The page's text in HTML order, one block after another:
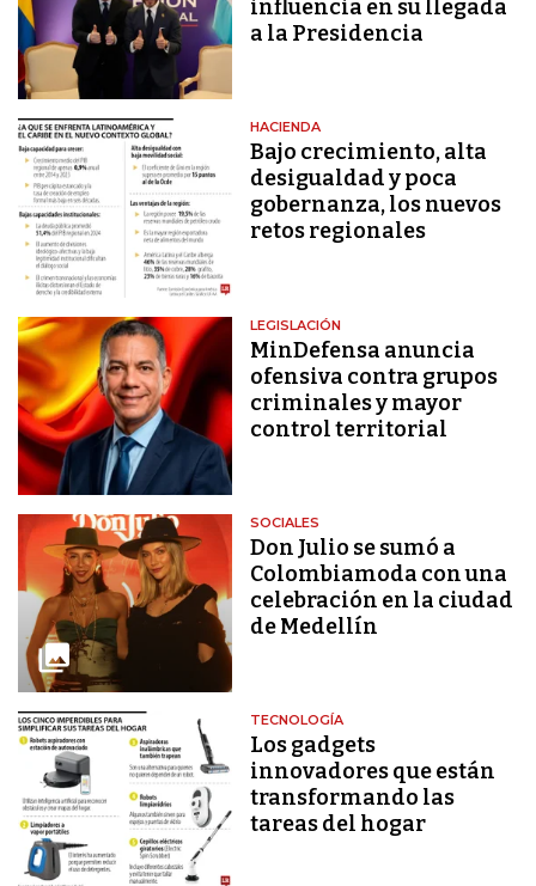
influencia en su llegada
a la Presidencia
HACIENDA
Bajo crecimiento, alta
desigualdad y poca
gobernanza, los nuevos
retos regionales
LEGISLACIÓN
MinDefensa anuncia
ofensiva contra grupos
criminales y mayor
control territorial
SOCIALES
Don Julio se sumó a
Colombiamoda con una
celebración en la ciudad
de Medellín
TECNOLOGÍA
Los gadgets
innovadores que están
transformando las
tareas del hogar